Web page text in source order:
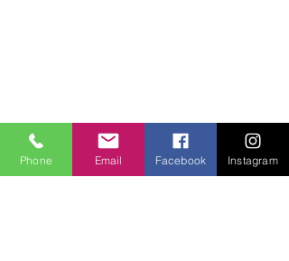
Phone Email Facebook Instagram